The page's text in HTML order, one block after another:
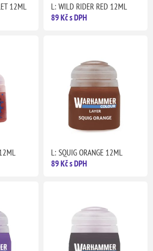
12ML
L: WILD RIDER RED 12ML
89 Kč s DPH
L: SQUIG ORANGE 12ML
89 Kč s DPH